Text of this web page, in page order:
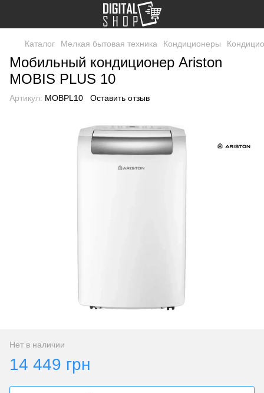
Каталог Мелкая бытовая техника Кондиционеры
Мобильный кондиционер Ariston
MOBIS PLUS 10
Артикул: MOBPL10 Оставить отзыв
Нет в наличии
14 449 грн